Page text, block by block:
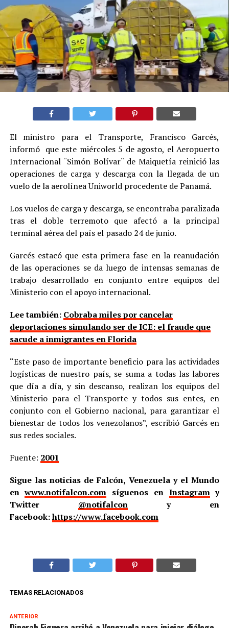
El ministro para el Transporte, Francisco Garcés,
informó que este miércoles 5 de agosto, el Aeropuerto
Internacional ¨Simón Bolívar¨ de Maiquetía reinició las
operaciones de carga y descarga con la llegada de un
vuelo de la aerolínea Uniworld procedente de Panamá.
Los vuelos de carga y descarga, se encontraba paralizada
tras el doble terremoto que afectó a la principal
terminal aérea del país el pasado 24 de junio.
Garcés estacó que esta primera fase en la reanudación
de las operaciones se da luego de intensas semanas de
trabajo desarrollado en conjunto entre equipos del
Ministerio con el apoyo internacional.
Lee también: Cobraba miles por cancelar
deportaciones simulando ser de ICE: el fraude que
sacude a inmigrantes en Florida
“Este paso de importante beneficio para las actividades
logísticas de nuestro país, se suma a todas las labores
que día a día, y sin descanso, realizan los equipos del
Ministerio para el Transporte y todos sus entes, en
conjunto con el Gobierno nacional, para garantizar el
bienestar de todos los venezolanos”, escribió Garcés en
sus redes sociales.
Fuente: 2001
Sigue las noticias de Falcón, Venezuela y el Mundo
enwww.notifalcon.com síguenos en Instagramy
Twitter @notifalcony en
Facebook:https://www.facebook.com
TEMAS RELACIONADOS
ANTERIOR